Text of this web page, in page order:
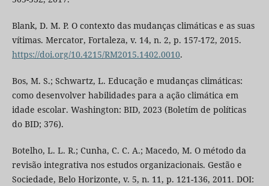
Blank, D. M. P. O contexto das mudanças climáticas e as suas
vítimas. Mercator, Fortaleza, v. 14, n. 2, p. 157-172, 2015.
https://doi.org/10.4215/RM2015.1402.0010.
Bos, M. S.; Schwartz, L. Educação e mudanças climáticas:
como desenvolver habilidades para a ação climática em
idade escolar. Washington: BID, 2023 (Boletím de políticas
do BID; 376).
Botelho, L. L. R.; Cunha, C. C. A.; Macedo, M. O método da
revisão integrativa nos estudos organizacionais. Gestão e
Sociedade, Belo Horizonte, v. 5, n. 11, p. 121-136, 2011. DOI: